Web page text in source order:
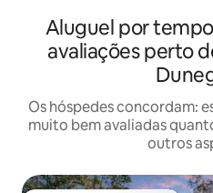
Aluguel por
avaliações perto
Os hóspedes concordam:
muito bem avaliadas
outros